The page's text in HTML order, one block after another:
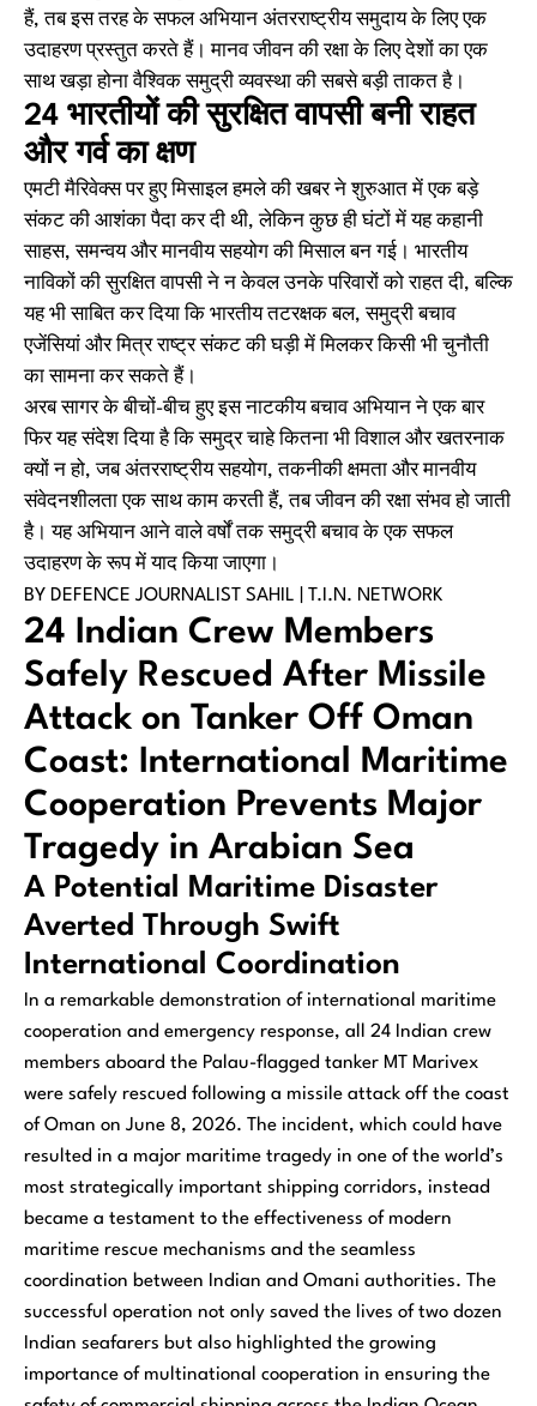
हैं, तब इस तरह के सफल अभियान अंतरराष्ट्रीय समुदाय के लिए एक
उदाहरण प्रस्तुत करते हैं। मानव जीवन की रक्षा के लिए देशों का एक
साथ खड़ा होना वैश्विक समुद्री व्यवस्था की सबसे बड़ी ताकत है।
24 भारतीयों की सुरक्षित वापसी बनी राहत
और गर्व का क्षण
एमटी मैरिवेक्स पर हुए मिसाइल हमले की खबर ने शुरुआत में एक बड़े
संकट की आशंका पैदा कर दी थी, लेकिन कुछ ही घंटों में यह कहानी
साहस, समन्वय और मानवीय सहयोग की मिसाल बन गई। भारतीय
नाविकों की सुरक्षित वापसी ने न केवल उनके परिवारों को राहत दी, बल्कि
यह भी साबित कर दिया कि भारतीय तटरक्षक बल, समुद्री बचाव
एजेंसियां और मित्र राष्ट्र संकट की घड़ी में मिलकर किसी भी चुनौती
का सामना कर सकते हैं।
अरब सागर के बीचों-बीच हुए इस नाटकीय बचाव अभियान ने एक बार
फिर यह संदेश दिया है कि समुद्र चाहे कितना भी विशाल और खतरनाक
क्यों न हो, जब अंतरराष्ट्रीय सहयोग, तकनीकी क्षमता और मानवीय
संवेदनशीलता एक साथ काम करती हैं, तब जीवन की रक्षा संभव हो जाती
है। यह अभियान आने वाले वर्षों तक समुद्री बचाव के एक सफल
उदाहरण के रूप में याद किया जाएगा।
BY DEFENCE JOURNALIST SAHIL | T.I.N. NETWORK
24 Indian Crew Members
Safely Rescued After Missile
Attack on Tanker Off Oman
Coast: International Maritime
Cooperation Prevents Major
Tragedy in Arabian Sea
A Potential Maritime Disaster
Averted Through Swift
International Coordination
In a remarkable demonstration of international maritime
cooperation and emergency response, all 24 Indian crew
members aboard the Palau-flagged tanker MT Marivex
were safely rescued following a missile attack off the coast
of Oman on June 8, 2026. The incident, which could have
resulted in a major maritime tragedy in one of the world’s
most strategically important shipping corridors, instead
became a testament to the effectiveness of modern
maritime rescue mechanisms and the seamless
coordination between Indian and Omani authorities. The
successful operation not only saved the lives of two dozen
Indian seafarers but also highlighted the growing
importance of multinational cooperation in ensuring the